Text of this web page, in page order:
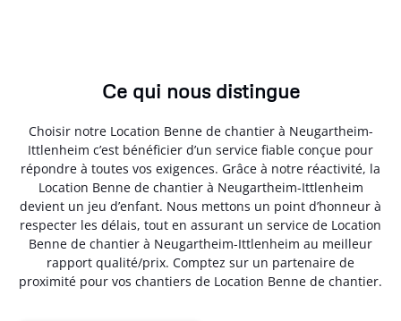
Ce qui nous distingue
Choisir notre Location Benne de chantier à Neugartheim-
Ittlenheim c’est bénéficier d’un service fiable conçue pour
répondre à toutes vos exigences. Grâce à notre réactivité, la
Location Benne de chantier à Neugartheim-Ittlenheim
devient un jeu d’enfant. Nous mettons un point d’honneur à
respecter les délais, tout en assurant un service de Location
Benne de chantier à Neugartheim-Ittlenheim au meilleur
rapport qualité/prix. Comptez sur un partenaire de
proximité pour vos chantiers de Location Benne de chantier.